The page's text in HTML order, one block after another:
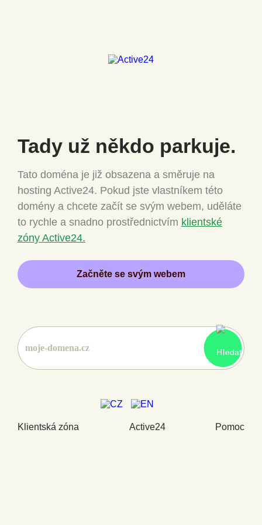
Tady už někdo parkuje.
Tato doména je již obsazena a směruje na
hosting Active24. Pokud jste vlastníkem této
domény a chcete začít se svým webem, uděláte
to rychle a snadno prostřednictvím klientské
zóny Active24.
Začněte se svým webem
Klientská zóna Active24 Pomoc